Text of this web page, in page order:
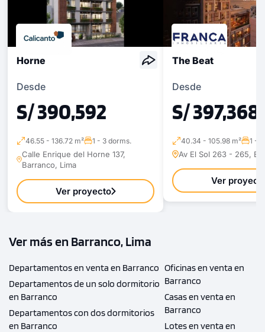
Horne
Desde
S/ 390,592
46.55 - 136.72 m² 1 - 3 dorms.
Calle Enrique del Horne 137,
Barranco, Lima
Ver proyecto
The Beat
Desde
S/ 397,368
40.34 - 105.98 m² 1 -
Av El Sol 263 - 265,
Ver
Ver más en Barranco, Lima
Departamentos en venta en Barranco
Departamentos de un solo dormitorio
en Barranco
Departamentos con dos dormitorios
en Barranco
Oficinas en venta en
Barranco
Casas en venta en
Barranco
Lotes en venta en